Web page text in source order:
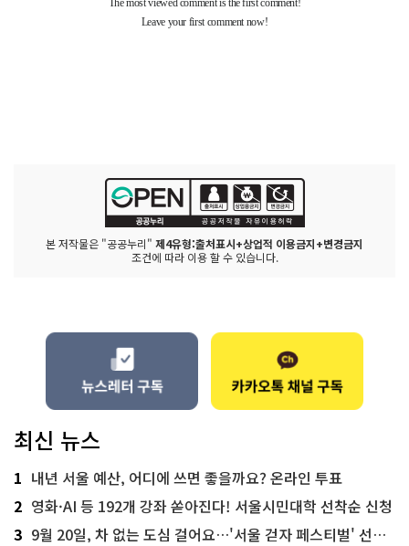
본 저작물은 "공공누리" 제4유형:출처표시+상업적 이용금지+변경금지
조건에 따라 이용 할 수 있습니다.
최신 뉴스
1 내년 서울 예산, 어디에 쓰면 좋을까요? 온라인 투표
2 영화·AI 등 192개 강좌 쏟아진다! 서울시민대학 선착순 신청
3 9월 20일, 차 없는 도심 걸어요…'서울 걷자 페스티벌' 선착순 5천명